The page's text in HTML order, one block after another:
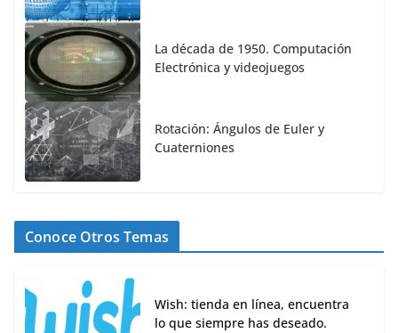
La década de 1950. Computación
Electrónica y videojuegos
Rotación: Ángulos de Euler y
Cuaterniones
Conoce Otros Temas
Wish: tienda en línea, encuentra
lo que siempre has deseado.